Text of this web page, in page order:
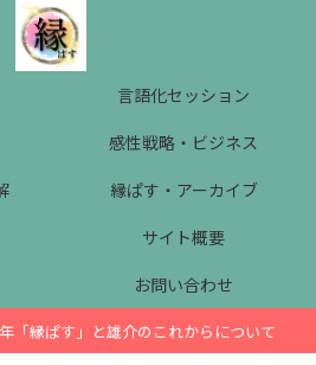
言語化セッション
感性戦略・ビジネス
縁ぱす・アーカイブ
サイト概要
お問い合わせ
「縁ぱす」と雄介のこれからについて